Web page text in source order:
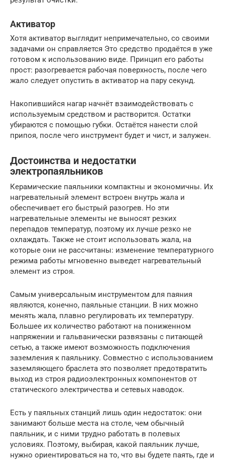
Активатор
Хотя активатор выглядит непримечательно, со своими
задачами он справляется Это средство продаётся в уже
готовом к использованию виде. Принцип его работы
прост: разогревается рабочая поверхность, после чего
жало следует опустить в активатор на пару секунд.
Накопившийся нагар начнёт взаимодействовать с
используемым средством и растворится. Остатки
убираются с помощью губки. Остаётся нанести слой
припоя, после чего инструмент будет и чист, и залужен.
Достоинства и недостатки
электропаяльников
Керамические паяльники компактны и экономичны. Их
нагревательный элемент встроен внутрь жала и
обеспечивает его быстрый разогрев. Но эти
нагревательные элементы не выносят резких
перепадов температур, поэтому их лучше резко не
охлаждать. Также не стоит использовать жала, на
которые они не рассчитаны: изменение температурного
режима работы мгновенно выведет нагревательный
элемент из строя.
Самым универсальным инструментом для паяния
являются, конечно, паяльные станции. В них можно
менять жала, плавно регулировать их температуру.
Большее их количество работают на пониженном
напряжении и гальванически развязаны с питающей
сетью, а также имеют возможность подключения
заземления к паяльнику. Совместно с использованием
заземляющего браслета это позволяет предотвратить
выход из строя радиоэлектронных компонентов от
статического электричества и сетевых наводок.
Есть у паяльных станций лишь один недостаток: они
занимают больше места на столе, чем обычный
паяльник, и с ними трудно работать в полевых
условиях. Поэтому, выбирая, какой паяльник лучше,
нужно ориентироваться на то, что вы будете паять, где и